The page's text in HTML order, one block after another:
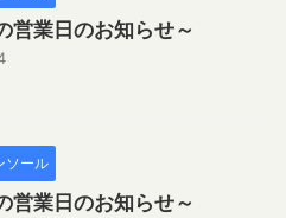
営業日のお知らせ～
ソール
営業日のお知らせ～